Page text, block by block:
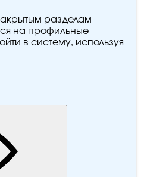
разделам
на профильные
в систему, используя